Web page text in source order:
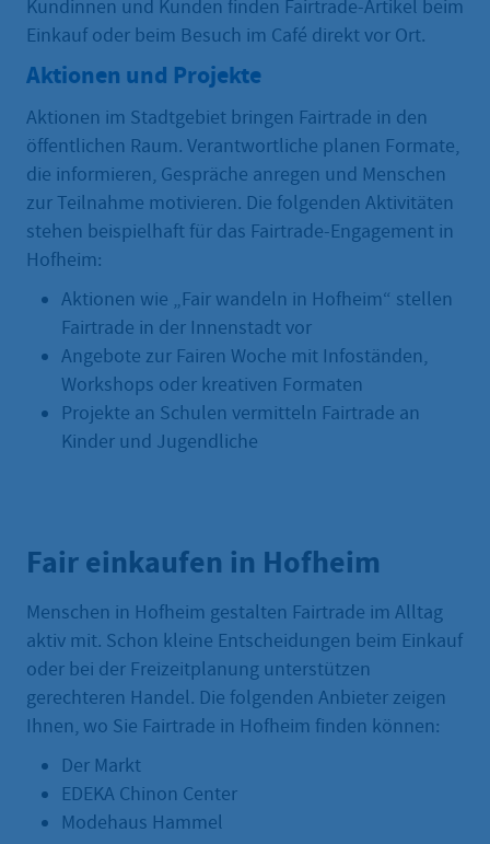
Kundinnen und Kunden finden Fairtrade-Artikel beim
Einkauf oder beim Besuch im Café direkt vor Ort.
Aktionen und Projekte
Aktionen im Stadtgebiet bringen Fairtrade in den
öffentlichen Raum. Verantwortliche planen Formate,
die informieren, Gespräche anregen und Menschen
zur Teilnahme motivieren. Die folgenden Aktivitäten
stehen beispielhaft für das Fairtrade-Engagement in
Hofheim:
Aktionen wie „Fair wandeln in Hofheim“ stellen
Fairtrade in der Innenstadt vor
Angebote zur Fairen Woche mit Infoständen,
Workshops oder kreativen Formaten
Projekte an Schulen vermitteln Fairtrade an
Kinder und Jugendliche
Fair einkaufen in Hofheim
Menschen in Hofheim gestalten Fairtrade im Alltag
aktiv mit. Schon kleine Entscheidungen beim Einkauf
oder bei der Freizeitplanung unterstützen
gerechteren Handel. Die folgenden Anbieter zeigen
Ihnen, wo Sie Fairtrade in Hofheim finden können:
Der Markt
EDEKA Chinon Center
Modehaus Hammel